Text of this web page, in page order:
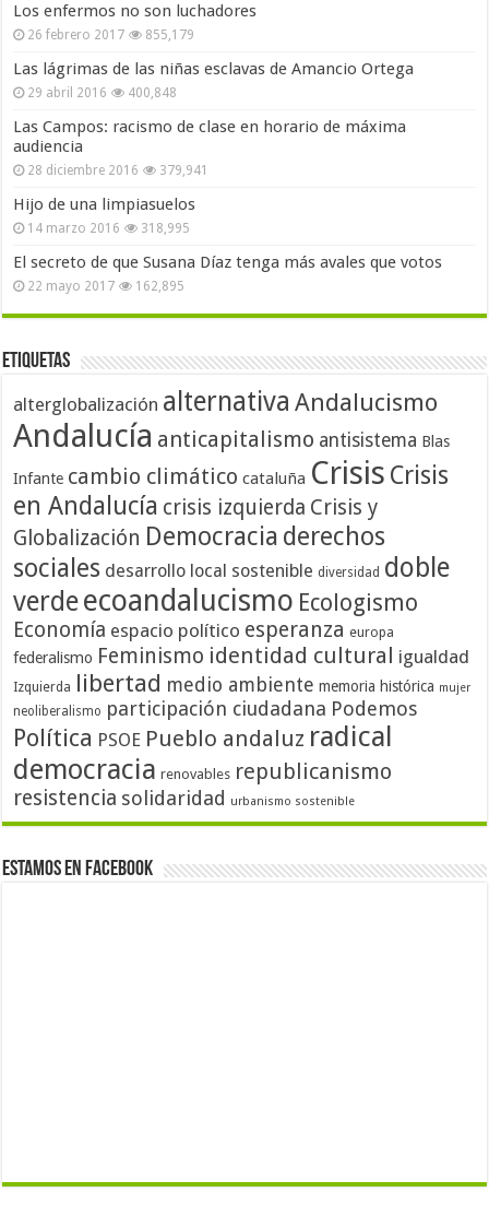
Los enfermos no son luchadores
26 febrero 2017 855,179
Las lágrimas de las niñas esclavas de Amancio Ortega
29 abril 2016 400,848
Las Campos: racismo de clase en horario de máxima
audiencia
28 diciembre 2016 379,941
Hijo de una limpiasuelos
14 marzo 2016 318,995
El secreto de que Susana Díaz tenga más avales que votos
22 mayo 2017 162,895
Etiquetas
alterglobalización alternativa Andalucismo
Andalucía anticapitalismo antisistema Blas
Infante cambio climático cataluña Crisis Crisis
en Andalucía crisis izquierda Crisis y
Globalización Democracia derechos
sociales desarrollo local sostenible diversidad doble
verdeecoandalucismo Ecologismo
Economía espacio político esperanza europa
federalismo Feminismo identidad cultural igualdad
Izquierda libertad medio ambiente memoria histórica mujer
neoliberalismo participación ciudadana Podemos
Política PSOE Pueblo andaluz radical
democracia renovables republicanismo
resistencia solidaridad urbanismo sostenible
Estamos en Facebook